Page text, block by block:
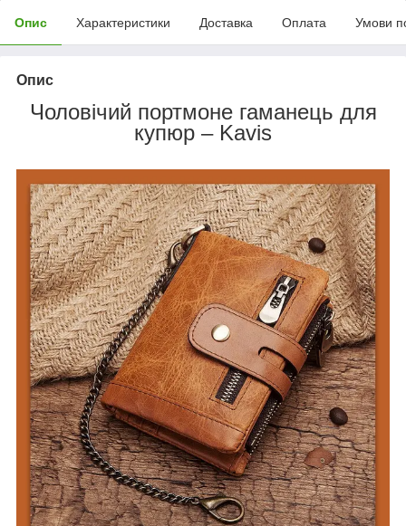
Опис Характеристики Доставка Оплата Умови
Опис
Чоловічий портмоне гаманець для
купюр – Kavis